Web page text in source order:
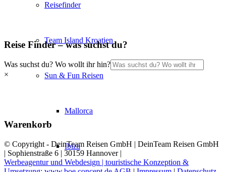
Reisefinder
Team Island Kroatien
Sun & Fun Reisen
Mallorca
Ibiza
Reise Finder – was suchst du?
Was suchst du? Wo wollt ihr hin?
×
Warenkorb
© Copyright - DeinTeam Reisen GmbH | DeinTeam Reisen GmbH
| Sophienstraße 6 | 30159 Hannover |
Werbeagentur und Webdesign | touristische Konzeption &